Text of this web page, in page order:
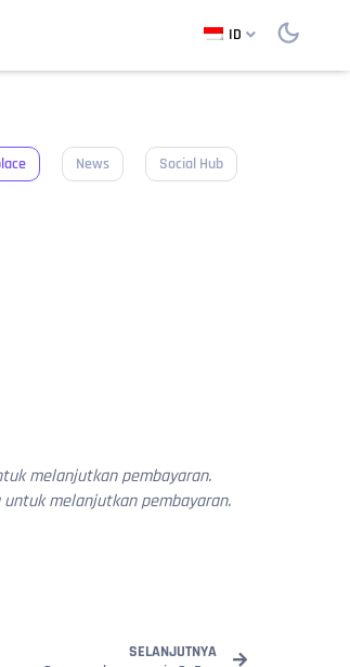
ID
News Social Hub
melanjutkan pembayaran.
melanjutkan pembayaran.
SELANJUTNYA